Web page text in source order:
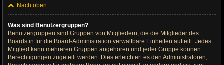
Nach oben
Was sind Benutzergruppen?
Benutzergruppen sind Gruppen von Mitgliedern, die die Mitglieder des
Boards in für die Board-Administration verwaltbare Einheiten aufteilt. Jedes
Mitglied kann mehreren Gruppen angehören und jeder Gruppe können
Berechtigungen zugeteilt werden. Dies erleichtert es den Administratoren,